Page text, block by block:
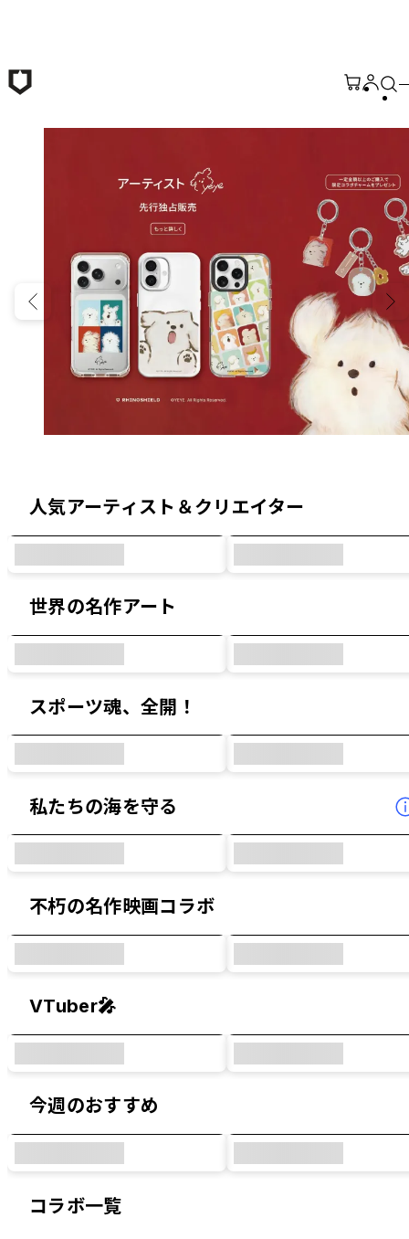
人気アーティスト＆クリエイター
世界の名作アート
スポーツ魂、全開！
私たちの海を守る
不朽の名作映画コラボ
VTuber🎤
今週のおすすめ
コラボ一覧